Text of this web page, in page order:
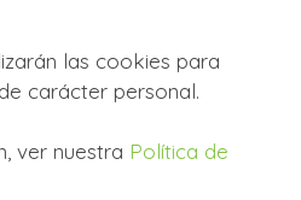
las cookies para
carácter personal.
ver nuestra Política de